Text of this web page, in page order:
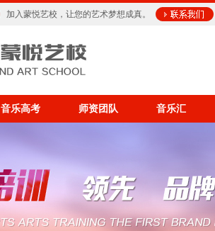
加入蒙悦艺校，让您的艺术梦想成真。
音乐高考 师资团队 音乐汇